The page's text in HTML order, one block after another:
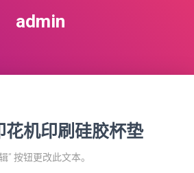
admin
机印刷硅胶杯垫
” 按钮更改此文本。